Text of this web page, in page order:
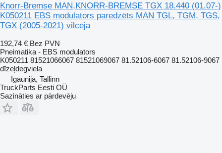
Knorr-Bremse MAN,KNORR-BREMSE TGX 18.440 (01.07-)
K050211 EBS modulators paredzēts MAN TGL, TGM, TGS,
TGX (2005-2021) vilcēja
192,74 € Bez PVN
Pneimatika - EBS modulators
K050211 81521066067 81521069067 81.52106-6067 81.52106-9067
dīzeļdegviela
Igaunija, Tallinn
TruckParts Eesti OÜ
Sazināties ar pārdevēju